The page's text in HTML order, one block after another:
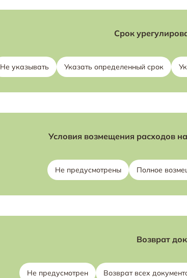
Срок
Не указывать Указать определенный срок
Условия возмещения расходов
Не предусмотрены Полное
Возврат
Не предусмотрен Возврат всех